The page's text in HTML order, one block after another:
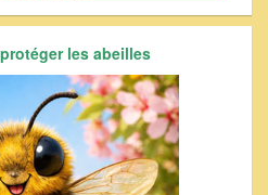
les abeilles